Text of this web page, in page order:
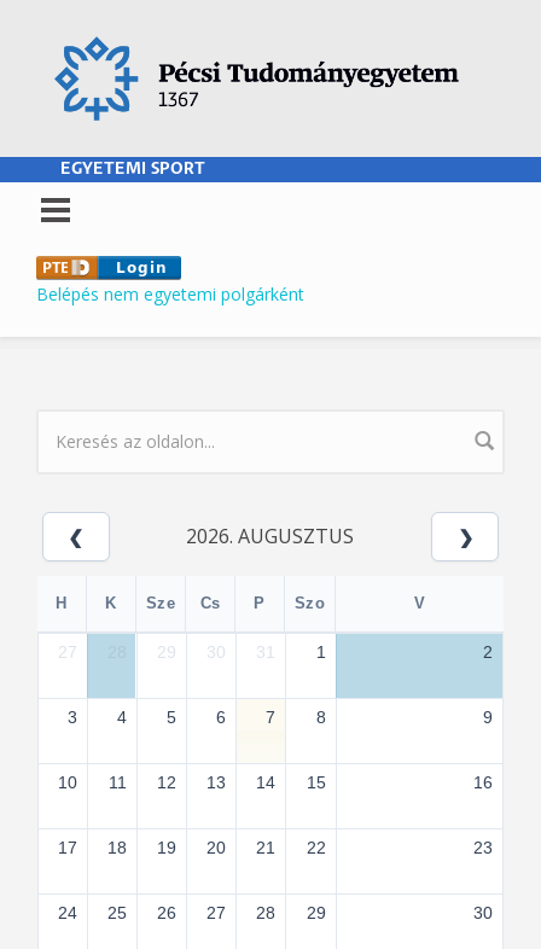
EGYETEMI SPORT
Belépés nem egyetemi polgárként
KERESÉS ŰRLAP
2026. AUGUSZTUS
H K Sze Cs P Szo V
27 29 30 31 1 2
3 4 5 6 7 8 9
10 11 12 13 14 15 16
17 18 19 20 21 22 23
24 25 26 27 28 29 30